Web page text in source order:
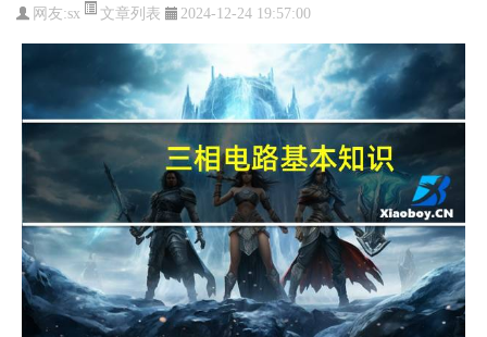
网友:sx 文章列表 2024-12-24 19:57:00